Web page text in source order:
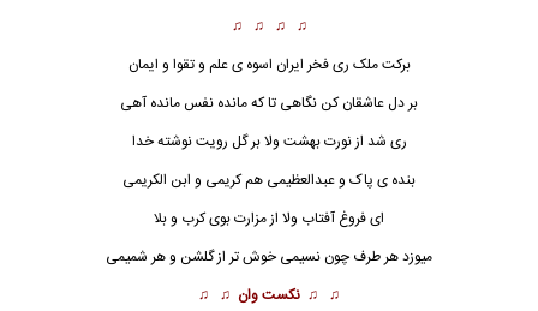
♫ ♫ ♫ ♫
برکت ملک ری فخر ایران اسوه ی علم و تقوا و ایمان
بر دل عاشقان کن نگاهی تا که مانده نفس مانده آهی
ری شد از نورت بهشت ولا بر گل رویت نوشته خدا
بنده ی پاک و عبدالعظیمی هم کریمی و ابن الکریمی
ای فروغ آفتاب ولا از مزارت بوی کرب و بلا
میوزد هر طرف چون نسیمی خوش تر از گلشن و هر شمیمی
♫ ♫ نکست وان ♫ ♫